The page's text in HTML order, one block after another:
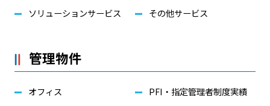
ソリューションサービス
その他サービス
管理物件
オフィス
PFI・指定管理者制度実績